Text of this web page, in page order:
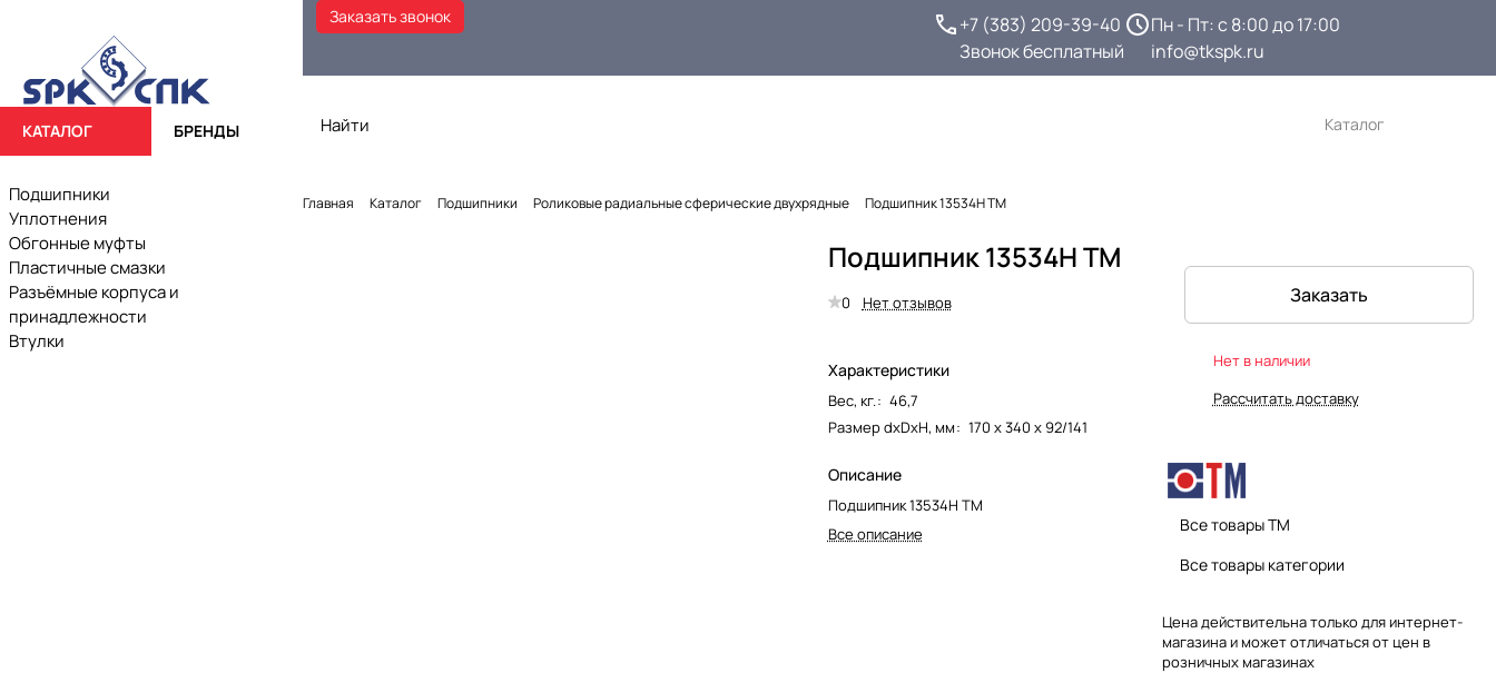
Заказать звонок
+7 (383) 209-39-40
Звонок бесплатный
Пн - Пт: с 8:00 до 17:00
info@tkspk.ru
Каталог
Главная Каталог Подшипники Роликовые радиальные сферические двухрядные Подшипник 13534Н TM
Подшипник 13534Н TM
0 Нет отзывов
Характеристики
Вес, кг.: 46,7
Размер dxDxH, мм: 170 х 340 х 92/141
Описание
Подшипник 13534Н TM
Все описание
Заказать
Нет в наличии
Рассчитать доставку
Все товары TM
Все товары категории
Цена действительна только для интернет-
магазина и может отличаться от цен в
розничных магазинах
КАТАЛОГ БРЕНДЫ
Подшипники
Уплотнения
Обгонные муфты
Пластичные смазки
Разъёмные корпуса и
принадлежности
Втулки